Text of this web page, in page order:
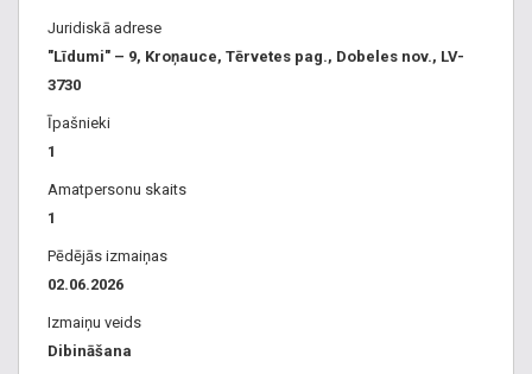
Juridiskā adrese
"Līdumi" – 9, Kroņauce, Tērvetes pag., Dobeles nov., LV-
3730
Īpašnieki
1
Amatpersonu skaits
1
Pēdējās izmaiņas
02.06.2026
Izmaiņu veids
Dibināšana